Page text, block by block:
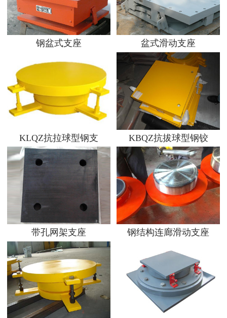
钢盆式支座 盆式滑动支座
KLQZ抗拉球型钢支 KBQZ抗拔球型钢铰
带孔网架支座 钢结构连廊滑动支座